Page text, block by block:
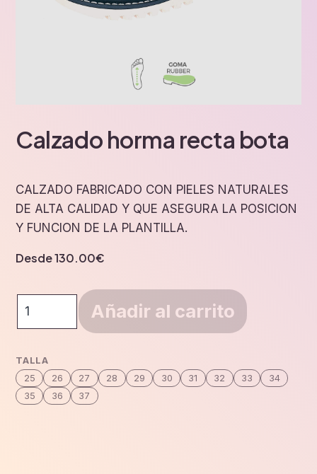
Calzado horma recta bota
CALZADO FABRICADO CON PIELES NATURALES
DE ALTA CALIDAD Y QUE ASEGURA LA POSICION
Y FUNCION DE LA PLANTILLA.
TALLA
25 26 27 28 29 30 31 32 33
34
35
36 37
Desde130.00€
horma
cantidad
Añadir al carrito